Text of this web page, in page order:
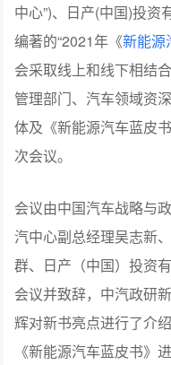
中心”)、日产(中国)投资
编著的“2021年《新能源
会采取线上和线下相结
管理部门、汽车领域资
体及《新能源汽车蓝皮
次会议。
会议由中国汽车战略与
汽中心副总经理吴志新
群、日产（中国）投资
会议并致辞，中汽政研
辉对新书亮点进行了介
《新能源汽车蓝皮书》